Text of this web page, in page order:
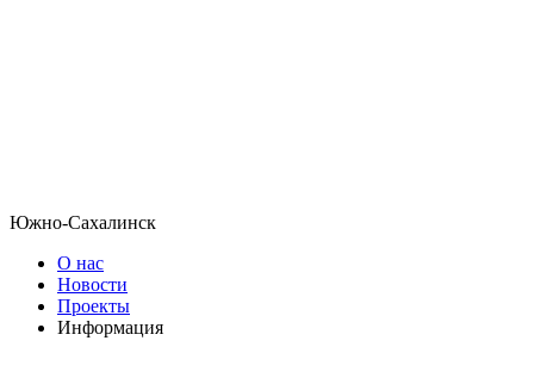
Южно-Сахалинск
О нас
Новости
Проекты
Информация